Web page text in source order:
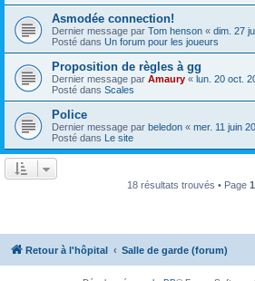
Asmodée connection!
Dernier message par Tom henson « dim. 27
Posté dans Un forum pour les joueurs
Proposition de règles à gg
Dernier message par Amaury « lun. 20 oct.
Posté dans Scales
Police
Dernier message par beledon « mer. 11 juin
Posté dans Le site
18 résultats trouvés • Page 1
Retour à l'hôpital Salle de garde (forum)